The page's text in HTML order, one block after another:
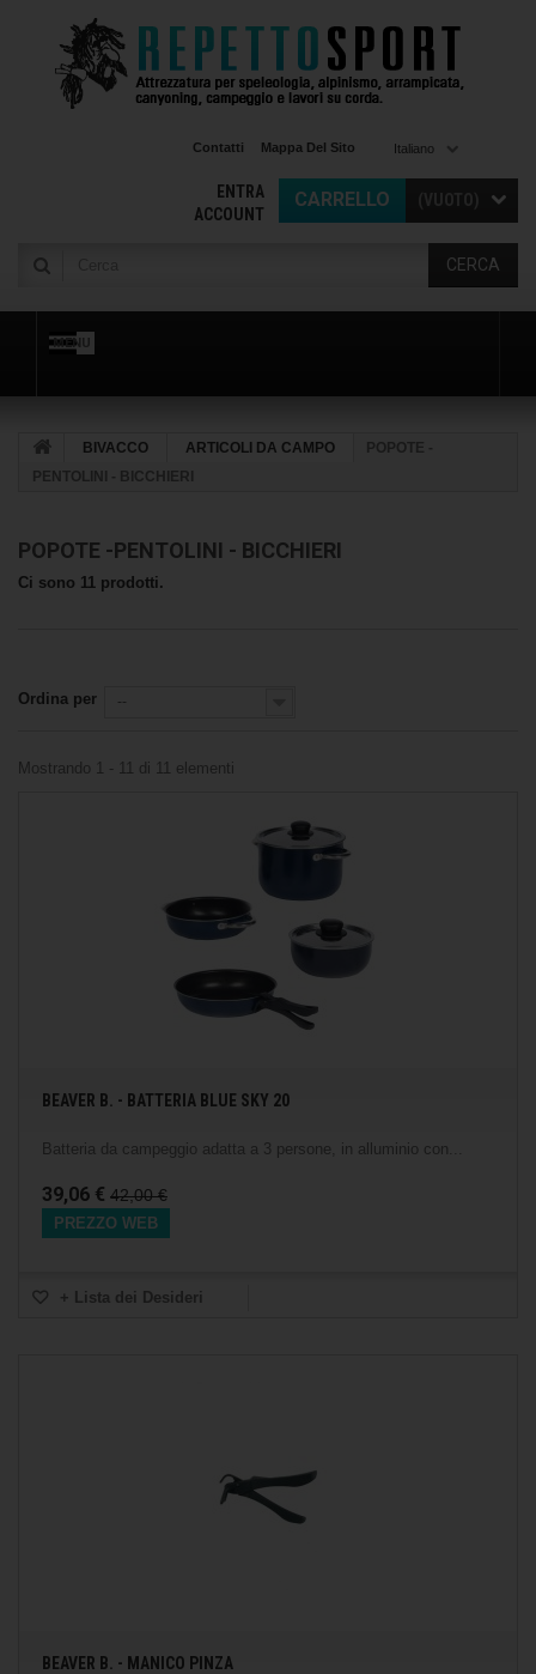
Italiano
Contatti Mappa Del Sito
CARRELLO
ENTRA
ACCOUNT
CERCA
MENU
BIVACCO ARTICOLI DA CAMPO
POPOTE -
PENTOLINI - BICCHIERI
POPOTE -PENTOLINI - BICCHIERI
Ci sono 11 prodotti.
Ordina per --
Mostrando 1 - 11 di 11 elementi
BEAVER B. - BATTERIA BLUE SKY 20
Batteria da campeggio adatta a 3 persone, in alluminio con...
39,06 € 42,00 €
PREZZO WEB
+ Lista dei Desideri
BEAVER B. - MANICO PINZA